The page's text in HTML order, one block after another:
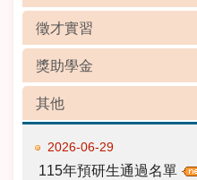
徵才實習
獎助學金
其他
2026-06-29
115年預研生通過名單